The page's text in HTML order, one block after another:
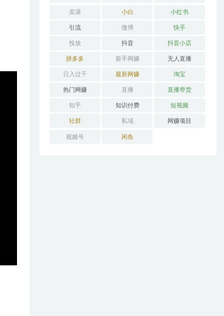
卖课 小白 小红书
引流 微博 快手
投放 抖音 抖音小店
拼多多 新手网赚 无人直播
日入过千 最新网赚 淘宝
热门网赚 直播 直播带货
知乎 知识付费 短视频
社群 私域 网赚项目
视频号 闲鱼